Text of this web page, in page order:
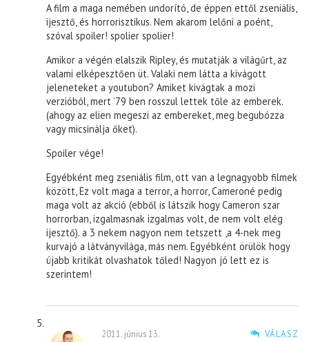
A film a maga nemében undorító, de éppen ettől zseniális,
ijesztő, és horrorisztikus. Nem akarom lelőni a poént,
szóval spoiler! spolier spolier!
Amikor a végén elalszik Ripley, és mutatják a világűrt, az
valami elképesztően üt. Valaki nem látta a kivágott
jeleneteket a youtubon? Amiket kivágtak a mozi
verzióból, mert ’79 ben rosszul lettek tőle az emberek.
(ahogy az elien megeszi az embereket, meg begubózza
vagy micsinálja őket).
Spoiler vége!
Egyébként meg zseniális film, ott van a legnagyobb filmek
között, Ez volt maga a terror, a horror, Cameroné pedig
maga volt az akció (ebből is látszik hogy Cameron szar
horrorban, izgalmasnak izgalmas volt, de nem volt elég
ijesztő). a 3 nekem nagyon nem tetszett ,a 4-nek meg
kurvajó a látványvilága, más nem. Egyébként örülök hogy
újabb kritikát olvashatok tőled! Nagyon jó lett ez is
szerintem!
VÁLASZ
2011. június 13.